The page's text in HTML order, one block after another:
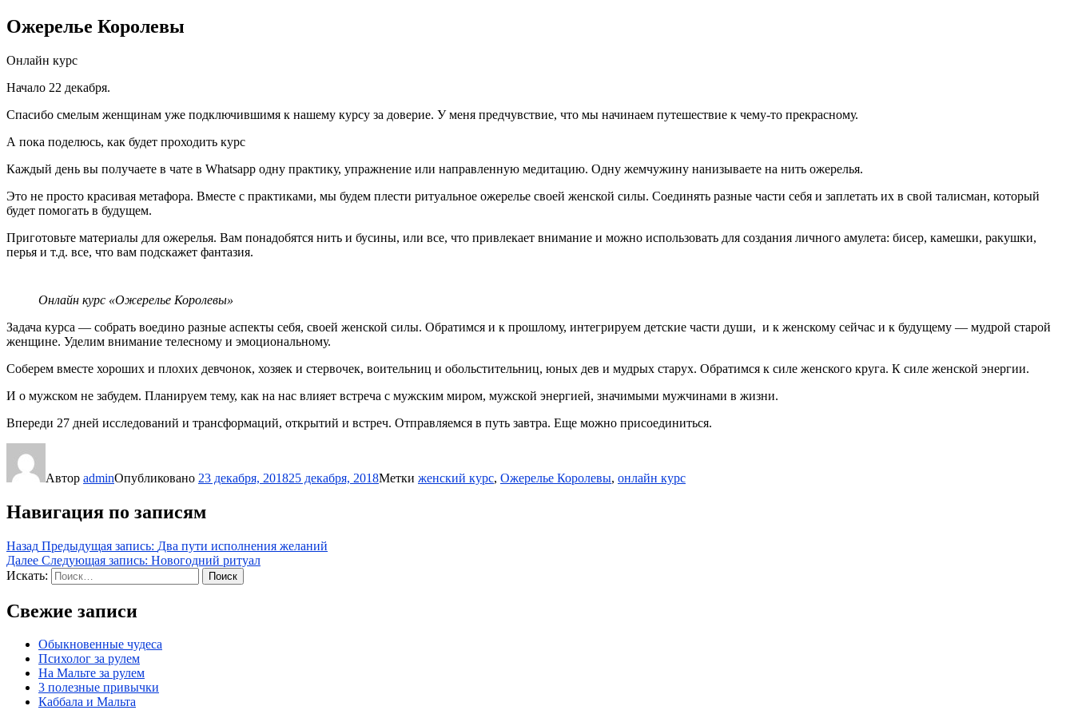
Ожерелье Королевы
Онлайн курс
Начало 22 декабря.
Спасибо смелым женщинам уже подключившимя к нашему курсу за доверие. У меня предчувствие, что мы начинаем путешествие к чему-то прекрасному.
А пока поделюсь, как будет проходить курс
Каждый день вы получаете в чате в Whatsapp одну практику, упражнение или направленную медитацию. Одну жемчужину нанизываете на нить ожерелья.
Это не просто красивая метафора. Вместе с практиками, мы будем плести ритуальное ожерелье своей женской силы. Соединять разные части себя и заплетать их в свой талисман, который
будет помогать в будущем.
Приготовьте материалы для ожерелья. Вам понадобятся нить и бусины, или все, что привлекает внимание и можно использовать для создания личного амулета: бисер, камешки, ракушки,
перья и т.д. все, что вам подскажет фантазия.
Онлайн курс «Ожерелье Королевы»
Задача курса — собрать воедино разные аспекты себя, своей женской силы. Обратимся и к прошлому, интегрируем детские части души, и к женскому сейчас и к будущему — мудрой старой
женщине. Уделим внимание телесному и эмоциональному.
Соберем вместе хороших и плохих девчонок, хозяек и стервочек, воительниц и обольстительниц, юных дев и мудрых старух. Обратимся к силе женского круга. К силе женской энергии.
И о мужском не забудем. Планируем тему, как на нас влияет встреча с мужским миром, мужской энергией, значимыми мужчинами в жизни.
Впереди 27 дней исследований и трансформаций, открытий и встреч. Отправляемся в путь завтра. Еще можно присоединиться.
Автор adminОпубликовано 23 декабря, 201825 декабря, 2018Метки женский курс, Ожерелье Королевы, онлайн курс
Навигация по записям
Назад Предыдущая запись: Два пути исполнения желаний
Далее Следующая запись: Новогодний ритуал
Искать:
Поиск
Свежие записи
Обыкновенные чудеса
Психолог за рулем
На Мальте за рулем
3 полезные привычки
Каббала и Мальта